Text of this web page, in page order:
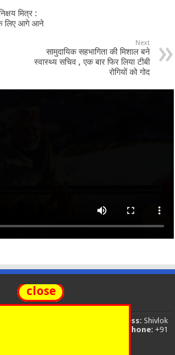
मित्र :
के लिए आगे आने
Next
सामुदायिक सहभागिता की मिशाल बने
स्वास्थ्य सचिव , एक बार फिर लिया टीबी
रोगियों को गोद
Address: Shivlok
Uttarakhand, 248001, India
Phone: +91
close